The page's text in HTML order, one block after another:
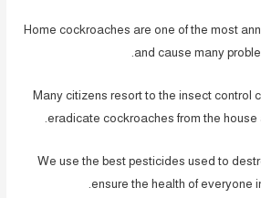
Home cockroaches are one of the most
and cause many
Many citizens resort to the insect control
eradicate cockroaches from the house
We use the best pesticides used to
ensure the health of everyone